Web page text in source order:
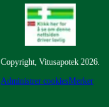
Copyright, Vitusapotek 2026.
Administrer cookiesMerker